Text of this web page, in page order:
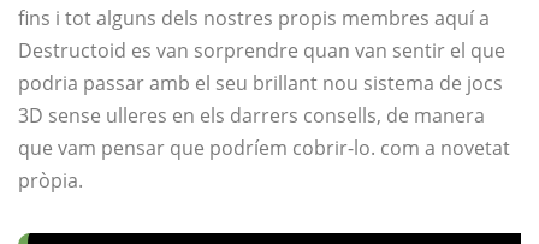
fins i tot alguns dels nostres propis membres aquí a
Destructoid es van sorprendre quan van sentir el que
podria passar amb el seu brillant nou sistema de jocs
3D sense ulleres en els darrers consells, de manera
que vam pensar que podríem cobrir-lo. com a novetat
pròpia.